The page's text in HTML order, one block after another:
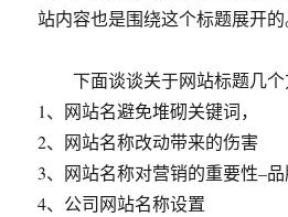
站内容也是围绕这个标题展开的
下面谈谈关于网站标题几个
1、网站名避免堆砌关键词，
2、网站名称改动带来的伤害
3、网站名称对营销的重要性–
4、公司网站名称设置